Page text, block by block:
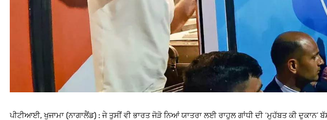
ਪੀਟੀਆਈ, ਖੁਜਾਮਾ (ਨਾਗਾਲੈਂਡ) :ਜੇ ਤੁਸੀਂ ਵੀ ਭਾਰਤ ਜੋੜੋ ਨਿਆਂ ਯਾਤਰਾ ਲਈ ਰਾਹੁਲ ਗਾਂਧੀ ਦੀ ‘ਮੁਹੱਬਤ ਕੀ ਦੁਕਾਨ’